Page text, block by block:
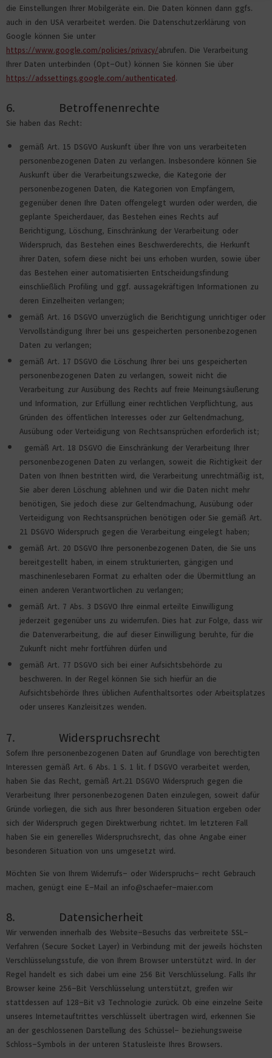
die Einstellungen Ihrer Mobilgeräte ein. Die Daten können dann ggfs.
auch in den USA verarbeitet werden. Die Datenschutzerklärung von
Google können Sie unter
https://www.google.com/policies/privacy/abrufen. Die Verarbeitung
Ihrer Daten unterbinden (Opt-Out) können Sie können Sie über
https://adssettings.google.com/authenticated.
6. Betroffenenrechte
Sie haben das Recht:
gemäß Art. 15 DSGVO Auskunft über Ihre von uns verarbeiteten
personenbezogenen Daten zu verlangen. Insbesondere können Sie
Auskunft über die Verarbeitungszwecke, die Kategorie der
personenbezogenen Daten, die Kategorien von Empfängern,
gegenüber denen Ihre Daten offengelegt wurden oder werden, die
geplante Speicherdauer, das Bestehen eines Rechts auf
Berichtigung, Löschung, Einschränkung der Verarbeitung oder
Widerspruch, das Bestehen eines Beschwerderechts, die Herkunft
ihrer Daten, sofern diese nicht bei uns erhoben wurden, sowie über
das Bestehen einer automatisierten Entscheidungsfindung
einschließlich Profiling und ggf. aussagekräftigen Informationen zu
deren Einzelheiten verlangen;
gemäß Art. 16 DSGVO unverzüglich die Berichtigung unrichtiger oder
Vervollständigung Ihrer bei uns gespeicherten personenbezogenen
Daten zu verlangen;
gemäß Art. 17 DSGVO die Löschung Ihrer bei uns gespeicherten
personenbezogenen Daten zu verlangen, soweit nicht die
Verarbeitung zur Ausübung des Rechts auf freie Meinungsäußerung
und Information, zur Erfüllung einer rechtlichen Verpflichtung, aus
Gründen des öffentlichen Interesses oder zur Geltendmachung,
Ausübung oder Verteidigung von Rechtsansprüchen erforderlich ist;
gemäß Art. 18 DSGVO die Einschränkung der Verarbeitung Ihrer
personenbezogenen Daten zu verlangen, soweit die Richtigkeit der
Daten von Ihnen bestritten wird, die Verarbeitung unrechtmäßig ist,
Sie aber deren Löschung ablehnen und wir die Daten nicht mehr
benötigen, Sie jedoch diese zur Geltendmachung, Ausübung oder
Verteidigung von Rechtsansprüchen benötigen oder Sie gemäß Art.
21 DSGVO Widerspruch gegen die Verarbeitung eingelegt haben;
gemäß Art. 20 DSGVO Ihre personenbezogenen Daten, die Sie uns
bereitgestellt haben, in einem strukturierten, gängigen und
maschinenlesebaren Format zu erhalten oder die Übermittlung an
einen anderen Verantwortlichen zu verlangen;
gemäß Art. 7 Abs. 3 DSGVO Ihre einmal erteilte Einwilligung
jederzeit gegenüber uns zu widerrufen. Dies hat zur Folge, dass wir
die Datenverarbeitung, die auf dieser Einwilligung beruhte, für die
Zukunft nicht mehr fortführen dürfen und
gemäß Art. 77 DSGVO sich bei einer Aufsichtsbehörde zu
beschweren. In der Regel können Sie sich hierfür an die
Aufsichtsbehörde Ihres üblichen Aufenthaltsortes oder Arbeitsplatzes
oder unseres Kanzleisitzes wenden.
7. Widerspruchsrecht
Sofern Ihre personenbezogenen Daten auf Grundlage von berechtigten
Interessen gemäß Art. 6 Abs. 1 S. 1 lit. f DSGVO verarbeitet werden,
haben Sie das Recht, gemäß Art.21 DSGVO Widerspruch gegen die
Verarbeitung Ihrer personenbezogenen Daten einzulegen, soweit dafür
Gründe vorliegen, die sich aus Ihrer besonderen Situation ergeben oder
sich der Widerspruch gegen Direktwerbung richtet. Im letzteren Fall
haben Sie ein generelles Widerspruchsrecht, das ohne Angabe einer
besonderen Situation von uns umgesetzt wird.
Möchten Sie von Ihrem Widerrufs- oder Widerspruchs- recht Gebrauch
machen, genügt eine E-Mail an info@schaefer-maier.com
8. Datensicherheit
Wir verwenden innerhalb des Website-Besuchs das verbreitete SSL-
Verfahren (Secure Socket Layer) in Verbindung mit der jeweils höchsten
Verschlüsselungsstufe, die von Ihrem Browser unterstützt wird. In der
Regel handelt es sich dabei um eine 256 Bit Verschlüsselung. Falls Ihr
Browser keine 256-Bit Verschlüsselung unterstützt, greifen wir
stattdessen auf 128-Bit v3 Technologie zurück. Ob eine einzelne Seite
unseres Internetauftrittes verschlüsselt übertragen wird, erkennen Sie
an der geschlossenen Darstellung des Schüssel- beziehungsweise
Schloss-Symbols in der unteren Statusleiste Ihres Browsers.